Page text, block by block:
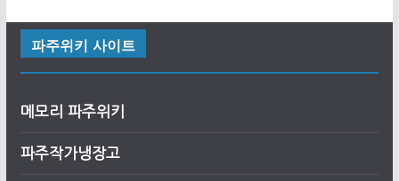
파주위키 사이트
메모리 파주위키
파주작가냉장고